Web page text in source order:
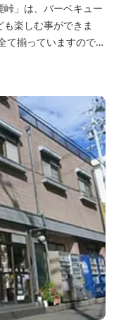
」は、バーベキュー
楽しむ事ができま
すので、釣ったその